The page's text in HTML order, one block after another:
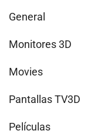
General
Monitores 3D
Movies
Pantallas TV3D
Películas